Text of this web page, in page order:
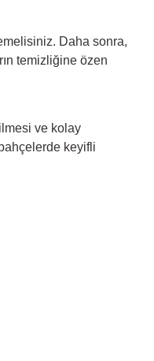
Daha sonra,
temizliğine özen
ve kolay
keyifli